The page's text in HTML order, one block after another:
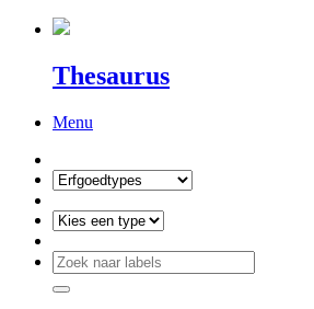
Thesaurus
Menu